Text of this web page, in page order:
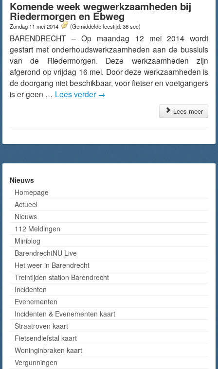
Komende week wegwerkzaamheden bij
Riedermorgen en Ebweg
Zondag 11 mei 2014 (Gemiddelde leestijd: 36 sec)
BARENDRECHT – Op maandag 12 mei 2014 wordt
gestart met onderhoudswerkzaamheden aan de bussluis
van de Riedermorgen. Deze werkzaamheden zijn
afgerond op vrijdag 16 mei. Door deze werkzaamheden is
de doorgang niet beschikbaar, voor fietser en voetgangers
is er geen … Lees verder →
Lees meer
Nieuws
Homepage
Actueel
Nieuws
112 Meldingen
Miniblog
BarendrechtNU Live
Het weer in Barendrecht
Treintijden station Barendrecht
Incidenten
Evenementen
Incidenten & Evenementen kaart
Straatroven kaart
Fietsendiefstal kaart
Woninginbraken kaart
Vergunningen